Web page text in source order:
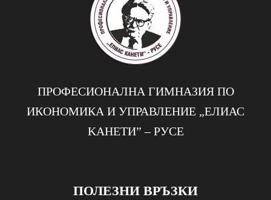
ПРОФЕСИОНАЛНА ГИМНАЗИЯ ПО
ИКОНОМИКА И УПРАВЛЕНИЕ „EЛИАС
KАНЕТИ” – РУСЕ
ПОЛЕЗНИ ВРЪЗКИ